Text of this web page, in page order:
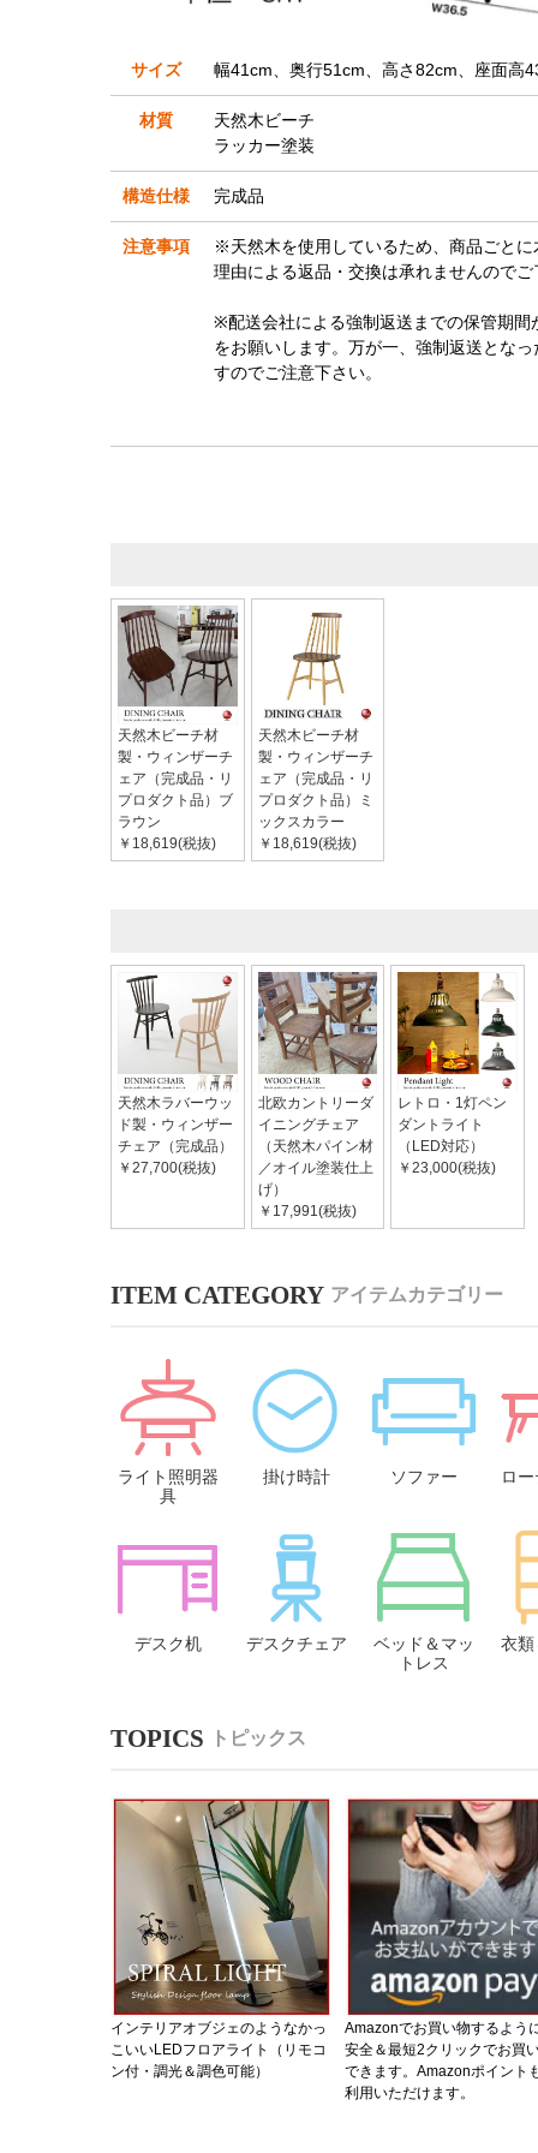
サイズ 幅41cm、奥行51cm、高さ82cm、座面高
材質
天然木ビーチ
ラッカー塗装
構造仕様 完成品
注意事項
※天然木を使用しているため、商品ごと
理由による返品・交換は承れませんので
※配送会社による強制返送までの保管期
をお願いします。万が一、強制返送とな
すのでご注意下さい。
天然木ビーチ材
製・ウィンザーチ
ェア（完成品・リ
プロダクト品）ブ
ラウン
￥18,619(税抜)
天然木ビーチ材
製・ウィンザーチ
ェア（完成品・リ
プロダクト品）ミ
ックスカラー
￥18,619(税抜)
天然木ラバーウッ
ド製・ウィンザー
チェア（完成品）
￥27,700(税抜)
北欧カントリーダ
イニングチェア
（天然木パイン材
／オイル塗装仕上
げ）
￥17,991(税抜)
レトロ・1灯ペン
ダントライト
（LED対応）
￥23,000(税抜)
アイテムカテゴリー
ライト照明器
具
掛け時計 ソファー ロ
デスク机 デスクチェア
ベッド＆マッ
トレス
衣
トピックス
インテリアオブジェのようなかっ
こいいLEDフロアライト（リモコ
ン付・調光＆調色可能）
Amazonでお買い物するよう
安全＆最短2クリックでお買
できます。Amazonポイント
利用いただけます。